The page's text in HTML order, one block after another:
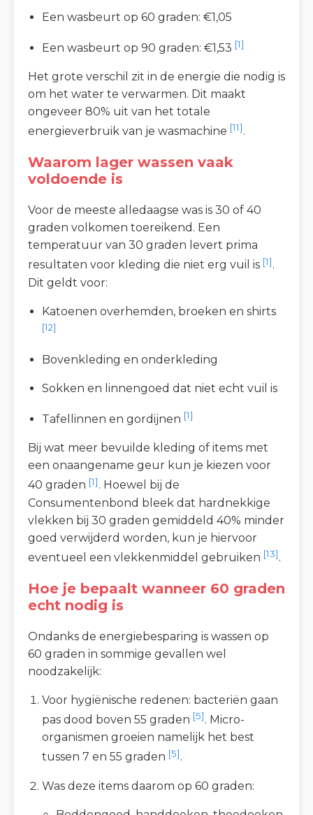
Een wasbeurt op 60 graden: €1,05
Een wasbeurt op 90 graden: €1,53 [1]
Het grote verschil zit in de energie die nodig is
om het water te verwarmen. Dit maakt
ongeveer 80% uit van het totale
energieverbruik van je wasmachine [11].
Waarom lager wassen vaak
voldoende is
Voor de meeste alledaagse was is 30 of 40
graden volkomen toereikend. Een
temperatuur van 30 graden levert prima
resultaten voor kleding die niet erg vuil is [1].
Dit geldt voor:
Katoenen overhemden, broeken en shirts
[12]
Bovenkleding en onderkleding
Sokken en linnengoed dat niet echt vuil is
Tafellinnen en gordijnen [1]
Bij wat meer bevuilde kleding of items met
een onaangename geur kun je kiezen voor
40 graden [1]. Hoewel bij de
Consumentenbond bleek dat hardnekkige
vlekken bij 30 graden gemiddeld 40% minder
goed verwijderd worden, kun je hiervoor
eventueel een vlekkenmiddel gebruiken [13].
Hoe je bepaalt wanneer 60 graden
echt nodig is
Ondanks de energiebesparing is wassen op
60 graden in sommige gevallen wel
noodzakelijk:
Voor hygiënische redenen: bacteriën gaan
pas dood boven 55 graden [5]. Micro-
organismen groeien namelijk het best
tussen 7 en 55 graden [5].
Was deze items daarom op 60 graden: